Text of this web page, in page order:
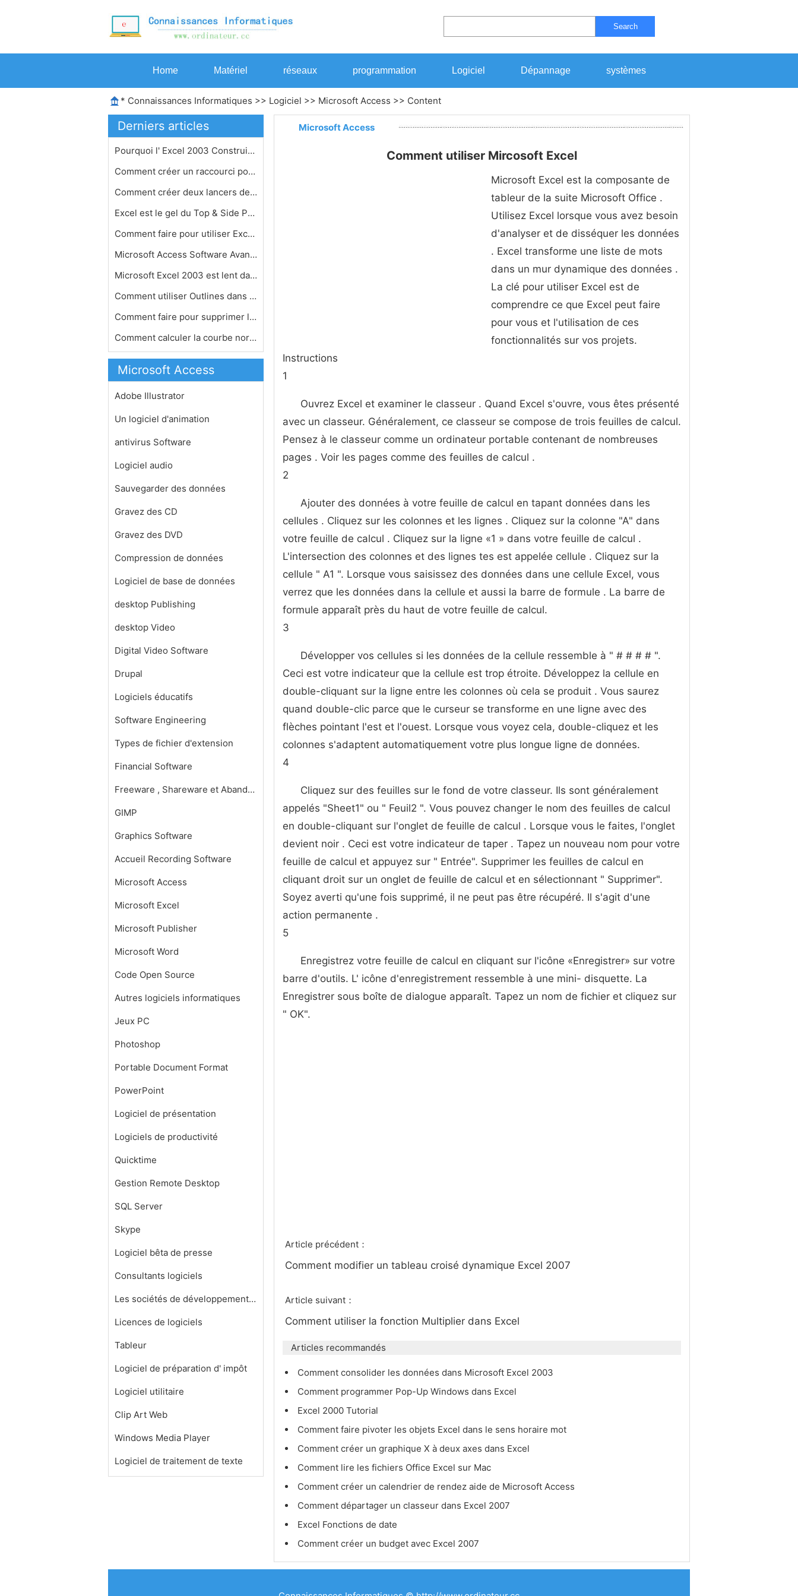
Search
Home Matériel réseaux programmation Logiciel Dépannage systèmes
* Connaissances Informatiques >> Logiciel >> Microsoft Access >> Content
Derniers articles
Pourquoi l' Excel 2003 Construit en …
Comment créer un raccourci pour Enr…
Comment créer deux lancers de dés …
Excel est le gel du Top & Side Panel…
Comment faire pour utiliser Excel da…
Microsoft Access Software Avantages
Microsoft Excel 2003 est lent dans l…
Comment utiliser Outlines dans Excel…
Comment faire pour supprimer le cryp…
Comment calculer la courbe normale d…
Microsoft Access
Adobe Illustrator
Un logiciel d'animation
antivirus Software
Logiciel audio
Sauvegarder des données
Gravez des CD
Gravez des DVD
Compression de données
Logiciel de base de données
desktop Publishing
desktop Video
Digital Video Software
Drupal
Logiciels éducatifs
Software Engineering
Types de fichier d'extension
Financial Software
Freeware , Shareware et Abandonware
GIMP
Graphics Software
Accueil Recording Software
Microsoft Access
Microsoft Excel
Microsoft Publisher
Microsoft Word
Code Open Source
Autres logiciels informatiques
Jeux PC
Photoshop
Portable Document Format
PowerPoint
Logiciel de présentation
Logiciels de productivité
Quicktime
Gestion Remote Desktop
SQL Server
Skype
Logiciel bêta de presse
Consultants logiciels
Les sociétés de développement de logiciels
Licences de logiciels
Tableur
Logiciel de préparation d' impôt
Logiciel utilitaire
Clip Art Web
Windows Media Player
Logiciel de traitement de texte
Microsoft Access
Comment utiliser Mircosoft Excel
Microsoft Excel est la composante de
tableur de la suite Microsoft Office .
Utilisez Excel lorsque vous avez besoin
d'analyser et de disséquer les données
. Excel transforme une liste de mots
dans un mur dynamique des données .
La clé pour utiliser Excel est de
comprendre ce que Excel peut faire
pour vous et l'utilisation de ces
fonctionnalités sur vos projets.
Instructions
1
Ouvrez Excel et examiner le classeur . Quand Excel s'ouvre, vous êtes présenté
avec un classeur. Généralement, ce classeur se compose de trois feuilles de calcul.
Pensez à le classeur comme un ordinateur portable contenant de nombreuses
pages . Voir les pages comme des feuilles de calcul .
2
Ajouter des données à votre feuille de calcul en tapant données dans les
cellules . Cliquez sur les colonnes et les lignes . Cliquez sur la colonne "A" dans
votre feuille de calcul . Cliquez sur la ligne «1 » dans votre feuille de calcul .
L'intersection des colonnes et des lignes tes est appelée cellule . Cliquez sur la
cellule " A1 ". Lorsque vous saisissez des données dans une cellule Excel, vous
verrez que les données dans la cellule et aussi la barre de formule . La barre de
formule apparaît près du haut de votre feuille de calcul.
3
Développer vos cellules si les données de la cellule ressemble à " # # # # ".
Ceci est votre indicateur que la cellule est trop étroite. Développez la cellule en
double-cliquant sur ​​la ligne entre les colonnes où cela se produit . Vous saurez
quand double-clic parce que le curseur se transforme en une ligne avec des
flèches pointant l'est et l'ouest. Lorsque vous voyez cela, double-cliquez et les
colonnes s'adaptent automatiquement votre plus longue ligne de données.
4
Cliquez sur des feuilles sur le fond de votre classeur. Ils sont généralement
appelés "Sheet1" ou " Feuil2 ". Vous pouvez changer le nom des feuilles de calcul
en double-cliquant sur l'onglet de feuille de calcul . Lorsque vous le faites, l'onglet
devient noir . Ceci est votre indicateur de taper . Tapez un nouveau nom pour votre
feuille de calcul et appuyez sur " Entrée". Supprimer les feuilles de calcul en
cliquant droit sur un onglet de feuille de calcul et en sélectionnant " Supprimer".
Soyez averti qu'une fois supprimé, il ne peut pas être récupéré. Il s'agit d'une
action permanente .
5
Enregistrez votre feuille de calcul en cliquant sur l'icône «Enregistrer» sur votre
barre d'outils. L' icône d'enregistrement ressemble à une mini- disquette. La
Enregistrer sous boîte de dialogue apparaît. Tapez un nom de fichier et cliquez sur
" OK".
Article précédent：
Comment modifier un tableau croisé dynamique Excel 2007
Article suivant：
Comment utiliser la fonction Multiplier dans Excel
Articles recommandés
Comment consolider les données dans Microsoft Excel 2003
Comment programmer Pop-Up Windows dans Excel
Excel 2000 Tutorial
Comment faire pivoter les objets Excel dans le sens horaire mot
Comment créer un graphique X à deux axes dans Excel
Comment lire les fichiers Office Excel sur Mac
Comment créer un calendrier de rendez aide de Microsoft Access
Comment départager un classeur dans Excel 2007
Excel Fonctions de date
Comment créer un budget avec Excel 2007